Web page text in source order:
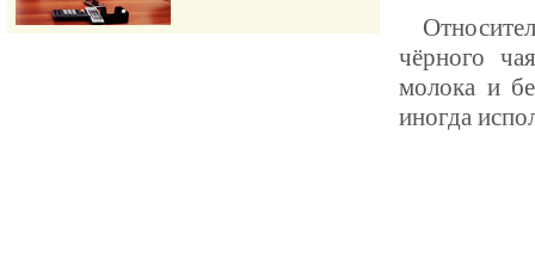
чёрного
молока и
иногда